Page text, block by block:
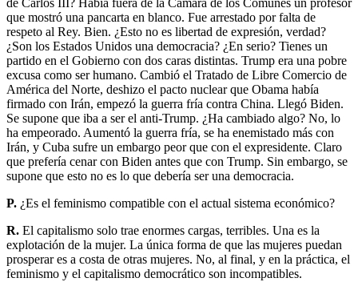
de Carlos III? Había fuera de la Cámara de los Comunes un profesor
que mostró una pancarta en blanco. Fue arrestado por falta de
respeto al Rey. Bien. ¿Esto no es libertad de expresión, verdad?
¿Son los Estados Unidos una democracia? ¿En serio? Tienes un
partido en el Gobierno con dos caras distintas. Trump era una pobre
excusa como ser humano. Cambió el Tratado de Libre Comercio de
América del Norte, deshizo el pacto nuclear que Obama había
firmado con Irán, empezó la guerra fría contra China. Llegó Biden.
Se supone que iba a ser el anti-Trump. ¿Ha cambiado algo? No, lo
ha empeorado. Aumentó la guerra fría, se ha enemistado más con
Irán, y Cuba sufre un embargo peor que con el expresidente. Claro
que prefería cenar con Biden antes que con Trump. Sin embargo, se
supone que esto no es lo que debería ser una democracia.
P. ¿Es el feminismo compatible con el actual sistema económico?
R. El capitalismo solo trae enormes cargas, terribles. Una es la
explotación de la mujer. La única forma de que las mujeres puedan
prosperar es a costa de otras mujeres. No, al final, y en la práctica, el
feminismo y el capitalismo democrático son incompatibles.